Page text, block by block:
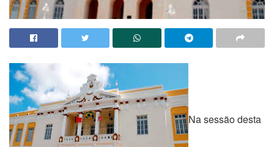
Na sessão desta